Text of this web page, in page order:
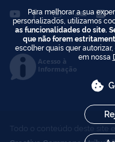
Acesso à
Informação
Todo o conteúdo deste site
Para melhorar a sua
personalizados, utilizamos
as funcionalidades do site.
que não forem
escolher quais quer
em nossa